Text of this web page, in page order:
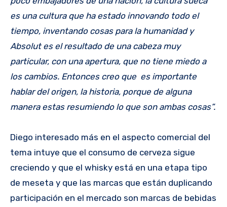
es una cultura que ha estado innovando todo el
tiempo, inventando cosas para la humanidad y
Absolut es el resultado de una cabeza muy
particular, con una apertura, que no tiene miedo a
los cambios. Entonces creo que es importante
hablar del origen, la historia, porque de alguna
manera estas resumiendo lo que son ambas cosas”.
Diego interesado más en el aspecto comercial del
tema intuye que el consumo de cerveza sigue
creciendo y que el whisky está en una etapa tipo
de meseta y que las marcas que están duplicando
participación en el mercado son marcas de bebidas